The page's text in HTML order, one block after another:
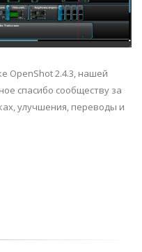
OpenShot 2.4.3, нашей
спасибо сообществу за
улучшения, переводы и